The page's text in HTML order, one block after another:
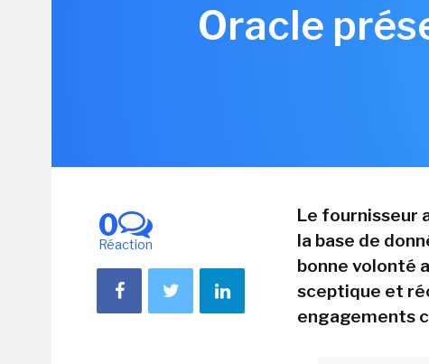
Oracle
0
Réaction
Le fournisseur
la base de
bonne volonté
sceptique et
engagements